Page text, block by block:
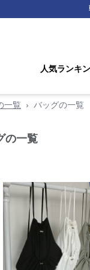
人気ランキ
一覧 › バッグの一覧
の一覧